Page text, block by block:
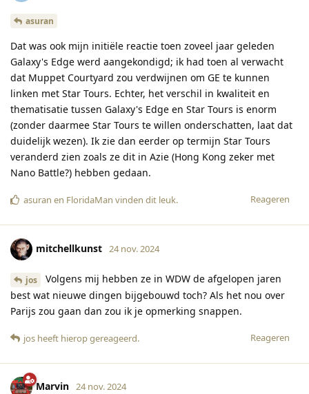
asuran
Dat was ook mijn initiële reactie toen zoveel jaar geleden
Galaxy's Edge werd aangekondigd; ik had toen al verwacht
dat Muppet Courtyard zou verdwijnen om GE te kunnen
linken met Star Tours. Echter, het verschil in kwaliteit en
thematisatie tussen Galaxy's Edge en Star Tours is enorm
(zonder daarmee Star Tours te willen onderschatten, laat dat
duidelijk wezen). Ik zie dan eerder op termijn Star Tours
veranderd zien zoals ze dit in Azie (Hong Kong zeker met
Nano Battle?) hebben gedaan.
Reageren
asuran en FloridaMan vinden dit leuk.
mitchellkunst 24 nov. 2024
jos
Volgens mij hebben ze in WDW de afgelopen jaren
best wat nieuwe dingen bijgebouwd toch? Als het nou over
Parijs zou gaan dan zou ik je opmerking snappen.
Reageren
jos heeft hierop gereageerd.
Marvin 24 nov. 2024